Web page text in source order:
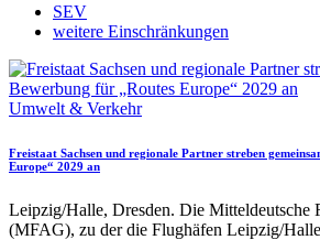
SEV
weitere Einschränkungen
Umwelt & Verkehr
Freistaat Sachsen und regionale Partner streben
Europe“ 2029 an
Leipzig/Halle, Dresden. Die Mitteldeutsche
(MFAG), zu der die Flughäfen Leipzig/